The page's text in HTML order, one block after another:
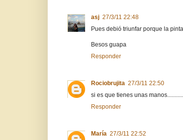
asj 27/3/11 22:48
Pues debió triunfar porque la
Besos guapa
Responder
Rociobrujita 27/3/11 22:50
si es que tienes unas manos...........
Responder
María 27/3/11 22:52